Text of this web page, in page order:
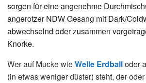
sorgen für eine angenehme
angerotzer NDW Gesang mit Dark/
abwechselnd oder zusammen
Knorke.
Wer auf Mucke wieWelle Erdballoder
(in etwas weniger düster) steht, der